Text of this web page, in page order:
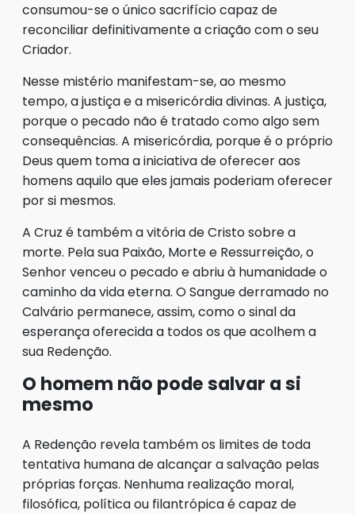
consumou-se o único sacrifício capaz de
reconciliar definitivamente a criação com o seu
Criador.
Nesse mistério manifestam-se, ao mesmo
tempo, a justiça e a misericórdia divinas. A justiça,
porque o pecado não é tratado como algo sem
consequências. A misericórdia, porque é o próprio
Deus quem toma a iniciativa de oferecer aos
homens aquilo que eles jamais poderiam oferecer
por si mesmos.
A Cruz é também a vitória de Cristo sobre a
morte. Pela sua Paixão, Morte e Ressurreição, o
Senhor venceu o pecado e abriu à humanidade o
caminho da vida eterna. O Sangue derramado no
Calvário permanece, assim, como o sinal da
esperança oferecida a todos os que acolhem a
sua Redenção.
O homem não pode salvar a si
mesmo
A Redenção revela também os limites de toda
tentativa humana de alcançar a salvação pelas
próprias forças. Nenhuma realização moral,
filosófica, política ou filantrópica é capaz de